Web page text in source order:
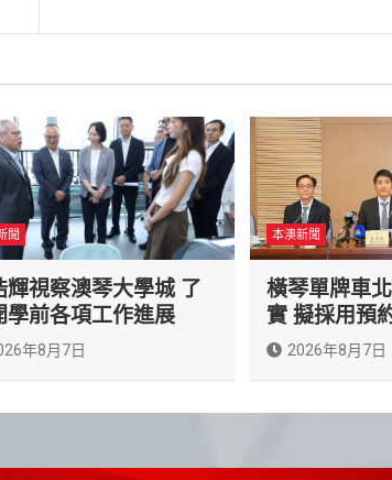
聞
輝視察澳琴大學城 了
學前各項工作進展
年8月7日
本澳新聞
橫琴單牌車
實 擬採用預
2026年8月7日